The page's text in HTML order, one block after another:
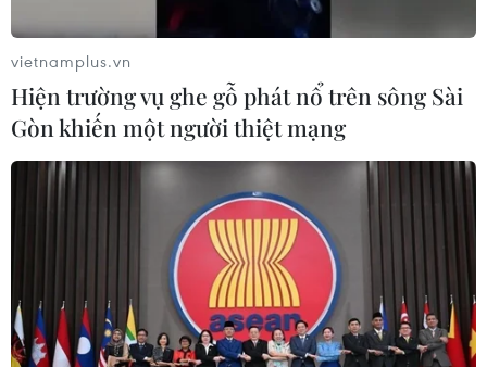
#Liên minh AI Âu Lạc
#AI Việt Nam
#Phát triển trí tuệ nhân tạo Việt Nam
#Mô hình ngôn ngữ lớn tiếng Việt
#Chủ quyền AI quốc gia
#AI an toàn và trách nhiệm
#Đào tạo AI Việt Nam
#Cộng đồng AI mở Việt Nam
#Sản phẩm VietGPT
#Chiến lược AI quốc gia
vietnamplus.vn
Hiện trường vụ ghe gỗ phát nổ trên sông Sài
Gòn khiến một người thiệt mạng